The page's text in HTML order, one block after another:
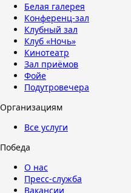
Белая галерея
Конференц-зал
Клубный зал
Клуб «Ночь»
Кинотеатр
Зал приёмов
Фойе
Подутровечера
Организациям
Все услуги
Победа
О нас
Пресс-служба
Вакансии